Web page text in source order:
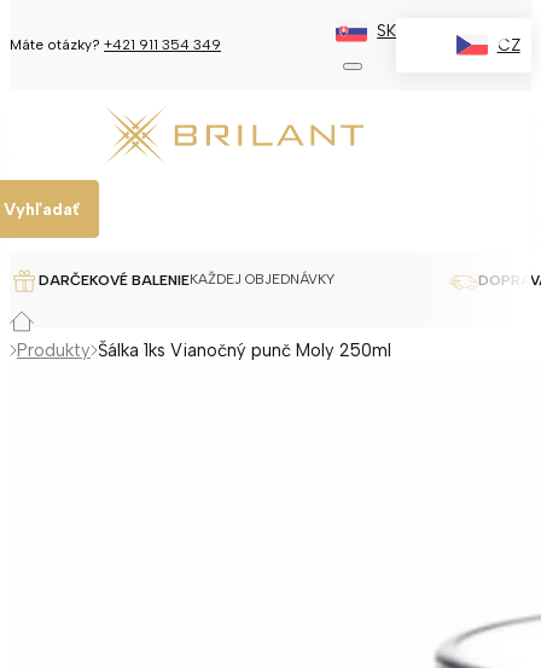
Máte otázky? +421 911 354 349
SK
CZ
Vyhľadať
DARČEKOVÉ BALENIEKAŽDEJ OBJEDNÁVKY
Produkty Šálka 1ks Vianočný punč Moly 250ml
✕